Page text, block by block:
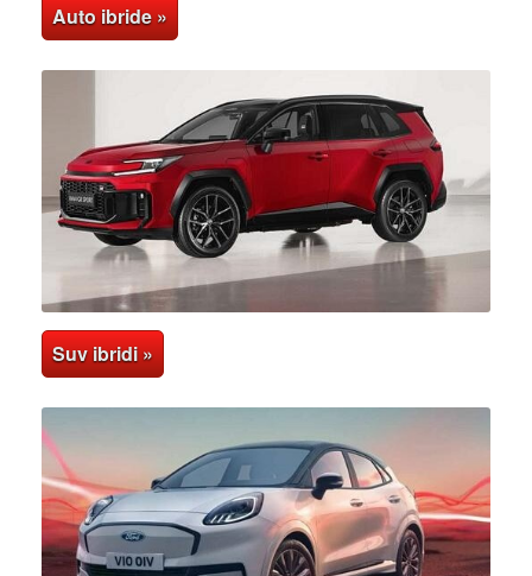
Auto ibride »
Suv ibridi »